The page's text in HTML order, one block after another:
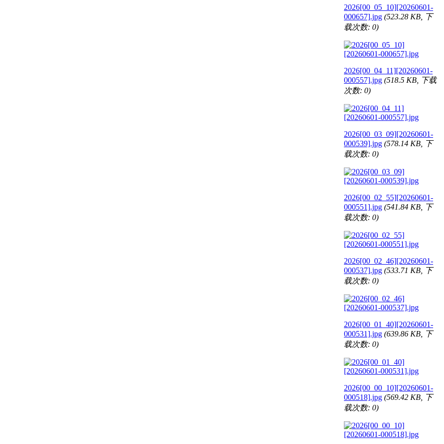
2026[00_05_10][20260601-
000657].jpg (523.28 KB, 下
载次数: 0)
2026[00_04_11][20260601-
000557].jpg (518.5 KB, 下载
次数: 0)
2026[00_03_09][20260601-
000539].jpg (578.14 KB, 下
载次数: 0)
2026[00_02_55][20260601-
000551].jpg (541.84 KB, 下
载次数: 0)
2026[00_02_46][20260601-
000537].jpg (533.71 KB, 下
载次数: 0)
2026[00_01_40][20260601-
000531].jpg (639.86 KB, 下
载次数: 0)
2026[00_00_10][20260601-
000518].jpg (569.42 KB, 下
载次数: 0)